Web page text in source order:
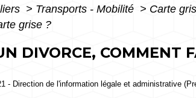
> Transports - Mobilité > Carte
grise ?
DIVORCE, COMMENT
- Direction de l'information légale et administrative